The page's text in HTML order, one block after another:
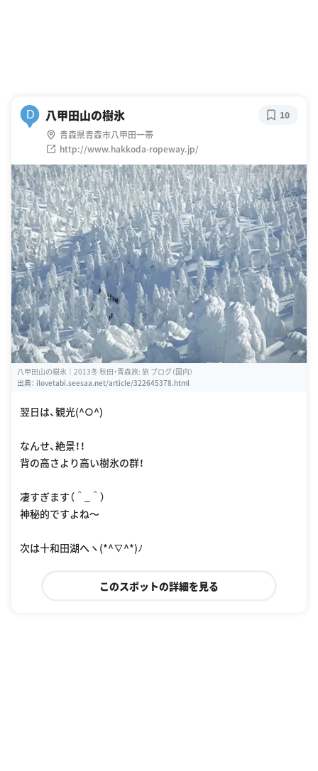
D 八甲田山の樹氷
青森県青森市八甲田一帯
http://www.hakkoda-ropeway.jp/
10
八甲田山の樹氷｜2013冬 秋田・青森旅: 旅 ブログ（国内）
出典： ilovetabi.seesaa.net/article/322645378.html
翌日は、観光(^○^)
なんせ、絶景！！
背の高さより高い樹氷の群！
凄すぎます（＾_＾）
神秘的ですよね〜
次は十和田湖へヽ(*^∇^*)ﾉ
このスポットの詳細を見る